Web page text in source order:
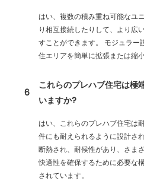
はい、複数の積み重ね可能なユ
り相互接続したりして、より広
すことができます。 モジュラー
住エリアを簡単に拡張または縮小
6
これらのプレハブ住宅は極
いますか?
はい、これらのプレハブ住宅は
件にも耐えられるように設計さ
断熱され、耐候性があり、さま
快適性を確保するために必要な
されています。